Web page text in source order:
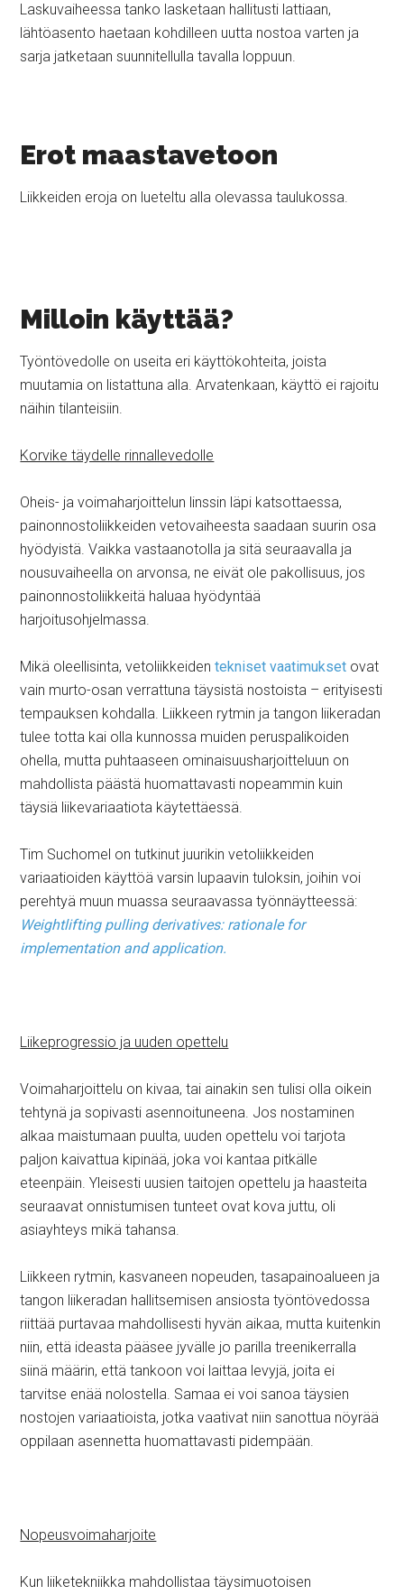
Laskuvaiheessa tanko lasketaan hallitusti lattiaan,
lähtöasento haetaan kohdilleen uutta nostoa varten ja
sarja jatketaan suunnitellulla tavalla loppuun.
Erot maastavetoon
Liikkeiden eroja on lueteltu alla olevassa taulukossa.
Milloin käyttää?
Työntövedolle on useita eri käyttökohteita, joista
muutamia on listattuna alla. Arvatenkaan, käyttö ei rajoitu
näihin tilanteisiin.
Korvike täydelle rinnallevedolle
Oheis- ja voimaharjoittelun linssin läpi katsottaessa,
painonnostoliikkeiden vetovaiheesta saadaan suurin osa
hyödyistä. Vaikka vastaanotolla ja sitä seuraavalla ja
nousuvaiheella on arvonsa, ne eivät ole pakollisuus, jos
painonnostoliikkeitä haluaa hyödyntää
harjoitusohjelmassa.
Mikä oleellisinta, vetoliikkeidentekniset vaatimukset ovat
vain murto-osan verrattuna täysistä nostoista – erityisesti
tempauksen kohdalla. Liikkeen rytmin ja tangon liikeradan
tulee totta kai olla kunnossa muiden peruspalikoiden
ohella, mutta puhtaaseen ominaisuusharjoitteluun on
mahdollista päästä huomattavasti nopeammin kuin
täysiä liikevariaatiota käytettäessä.
Tim Suchomel on tutkinut juurikin vetoliikkeiden
variaatioiden käyttöä varsin lupaavin tuloksin, joihin voi
perehtyä muun muassa seuraavassa työnnäytteessä:
Weightlifting pulling derivatives: rationale for
implementation and application.
Liikeprogressio ja uuden opettelu
Voimaharjoittelu on kivaa, tai ainakin sen tulisi olla oikein
tehtynä ja sopivasti asennoituneena. Jos nostaminen
alkaa maistumaan puulta, uuden opettelu voi tarjota
paljon kaivattua kipinää, joka voi kantaa pitkälle
eteenpäin. Yleisesti uusien taitojen opettelu ja haasteita
seuraavat onnistumisen tunteet ovat kova juttu, oli
asiayhteys mikä tahansa.
Liikkeen rytmin, kasvaneen nopeuden, tasapainoalueen ja
tangon liikeradan hallitsemisen ansiosta työntövedossa
riittää purtavaa mahdollisesti hyvän aikaa, mutta kuitenkin
niin, että ideasta pääsee jyvälle jo parilla treenikerralla
siinä määrin, että tankoon voi laittaa levyjä, joita ei
tarvitse enää nolostella. Samaa ei voi sanoa täysien
nostojen variaatioista, jotka vaativat niin sanottua nöyrää
oppilaan asennetta huomattavasti pidempään.
Nopeusvoimaharjoite
Kun liiketekniikka mahdollistaa täysimuotoisen